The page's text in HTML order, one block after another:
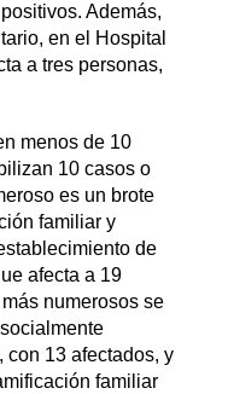
Además,
en el Hospital
a tres personas,
menos de 10
10 casos o
es un brote
familiar y
de
afecta a 19
numerosos se
con 13 afectados, y
familiar